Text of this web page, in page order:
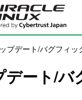
プデート/バグフィ
デート/